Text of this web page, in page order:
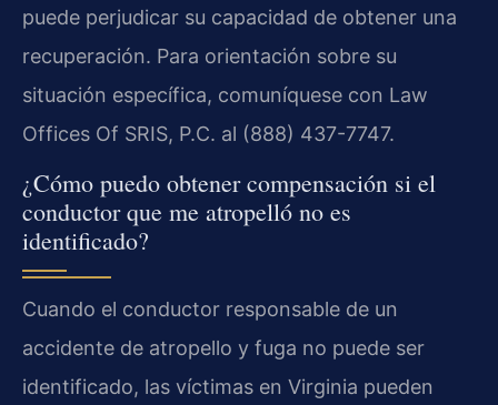
puede perjudicar su capacidad de obtener una
recuperación. Para orientación sobre su
situación específica, comuníquese con Law
Offices Of SRIS, P.C. al (888) 437-7747.
¿Cómo puedo obtener compensación si el
conductor que me atropelló no es
identificado?
Cuando el conductor responsable de un
accidente de atropello y fuga no puede ser
identificado, las víctimas en Virginia pueden